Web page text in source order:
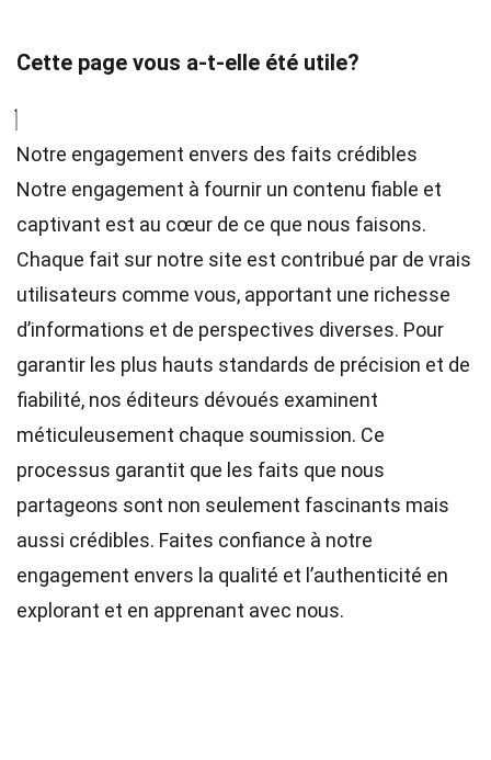
Cette page vous a-t-elle été utile?
Notre engagement envers des faits crédibles
Notre engagement à fournir un contenu fiable et
captivant est au cœur de ce que nous faisons.
Chaque fait sur notre site est contribué par de vrais
utilisateurs comme vous, apportant une richesse
d’informations et de perspectives diverses. Pour
garantir les plus hauts standards de précision et de
fiabilité, nos éditeurs dévoués examinent
méticuleusement chaque soumission. Ce
processus garantit que les faits que nous
partageons sont non seulement fascinants mais
aussi crédibles. Faites confiance à notre
engagement envers la qualité et l’authenticité en
explorant et en apprenant avec nous.